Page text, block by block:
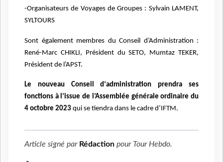
-Organisateurs de Voyages de Groupes : Sylvain LAMENT,
SYLTOURS
Sont également membres du Conseil d’Administration :
René-Marc CHIKLI, Président du SETO, Mumtaz TEKER,
Président de l’APST.
Le nouveau Conseil d‘administration prendra ses
fonctions à l’issue de l’Assemblée généraleordinaire du
4 octobre 2023 qui se tiendra dans le cadre d’IFTM.
Article signé par Rédaction pour Tour Hebdo.